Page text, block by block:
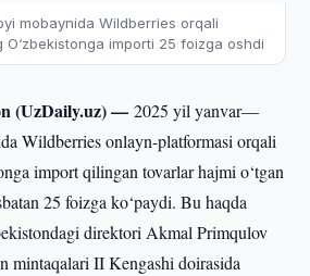
mobaynida Wildberries orqali
O‘zbekistonga importi 25 foizga oshdi
(UzDaily.uz) —2025 yil yanvar—
Wildberries onlayn-platformasi orqali
import qilingan tovarlar hajmi o‘tgan
25 foizga ko‘paydi. Bu haqda
direktori Akmal Primqulov
mintaqalari II Kengashi doirasida